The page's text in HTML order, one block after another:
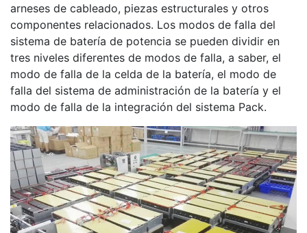
arneses de cableado, piezas estructurales y otros
componentes relacionados. Los modos de falla del
sistema de batería de potencia se pueden dividir en
tres niveles diferentes de modos de falla, a saber, el
modo de falla de la celda de la batería, el modo de
falla del sistema de administración de la batería y el
modo de falla de la integración del sistema Pack.